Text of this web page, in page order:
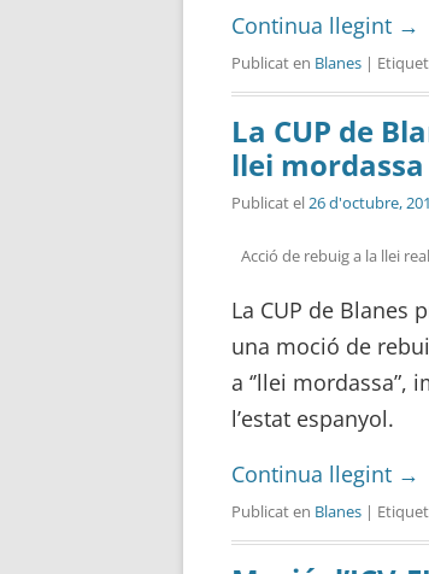
Continua llegint →
Publicat en Blanes |
La CUP de
llei mordassa
Publicat el26 d'octubre,
Acció de rebuig a la llei
La CUP de Blanes
una moció de
a ‘’llei
l’estat espanyol.
Continua llegint →
Publicat en Blanes |